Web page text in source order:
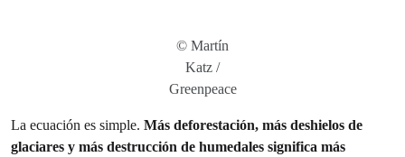
© Martín
Katz /
Greenpeace
La ecuación es simple. Más deforestación, más deshielos de
glaciares y más destrucción de humedales significa más